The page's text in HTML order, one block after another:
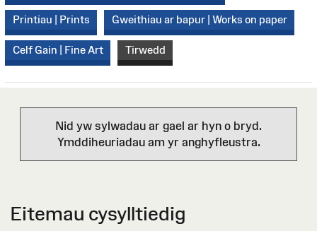
Printiau | Prints Gweithiau ar bapur | Works on paper
Celf Gain | Fine Art Tirwedd
Nid yw sylwadau ar gael ar hyn o bryd.
Ymddiheuriadau am yr anghyfleustra.
Eitemau cysylltiedig